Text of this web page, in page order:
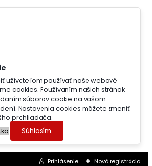
užívateľom používať naše webové
cookies. Používaním našich stránok
súborov cookie na vašom
Nastavenia cookies môžete zmeniť
prehliadača.
Súhlasím
Prihlásenie Nová registrácia